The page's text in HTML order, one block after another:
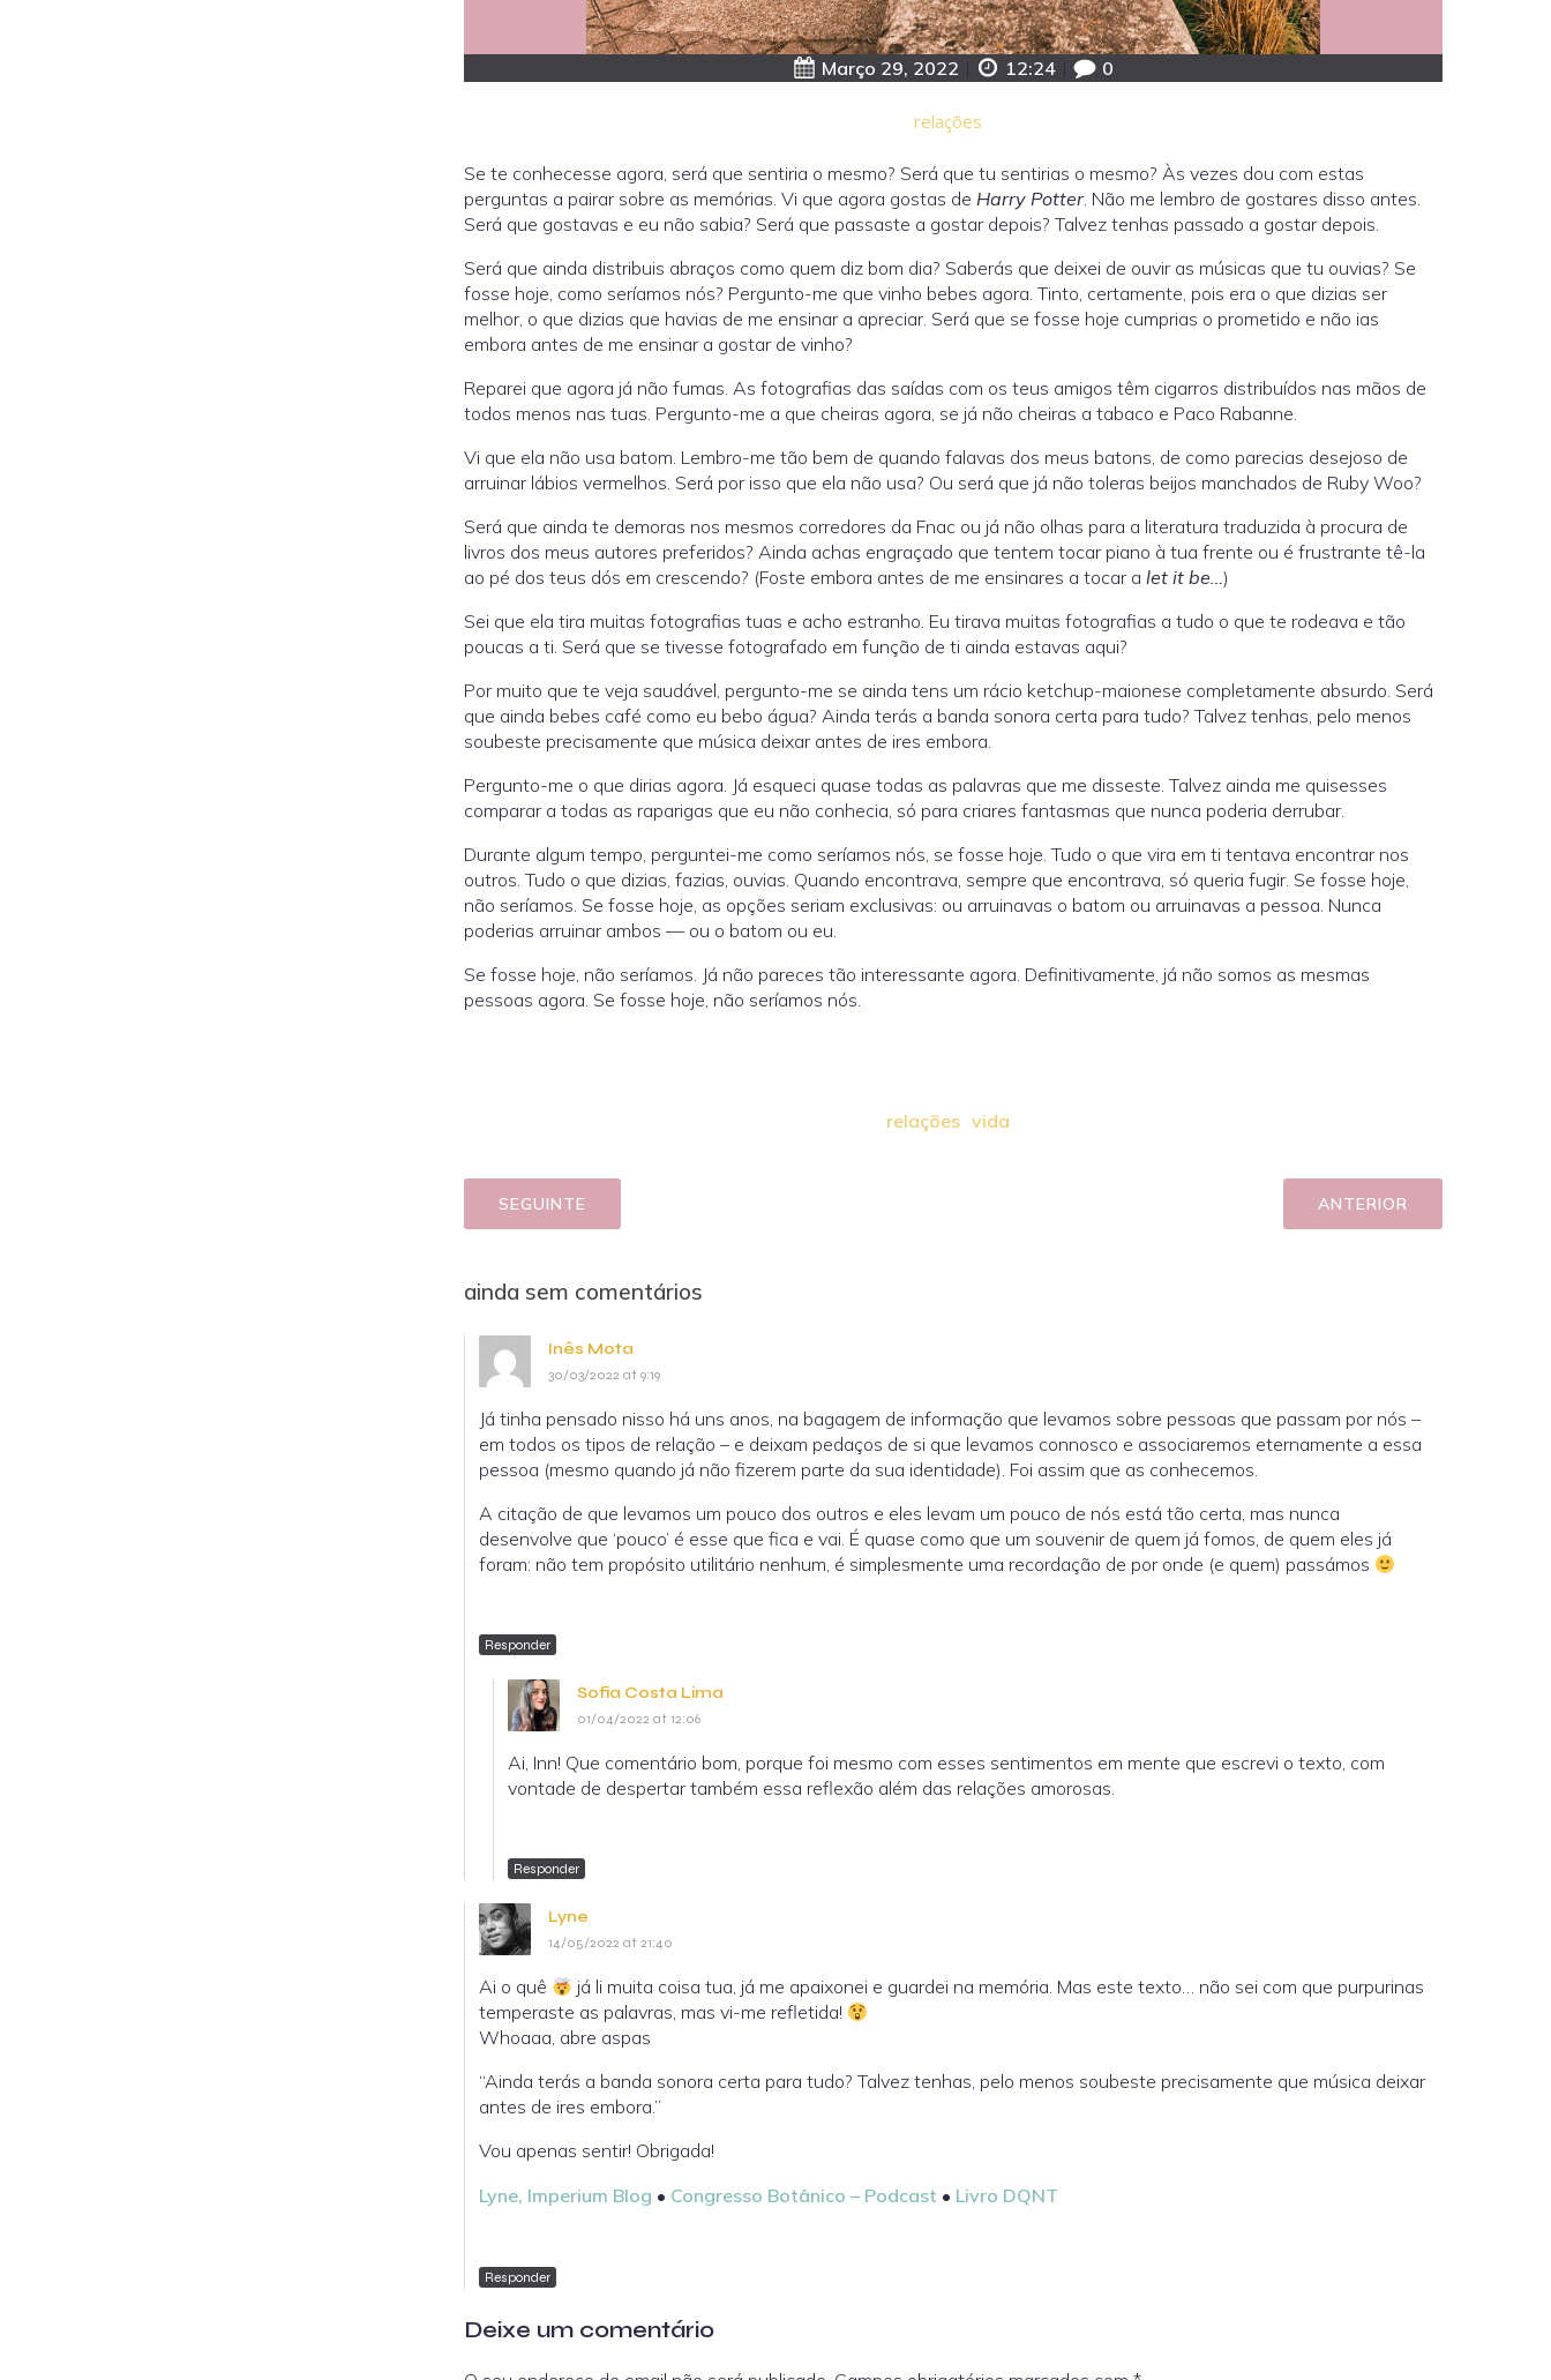
Março 29, 2022 12:24 0
relações
Se te conhecesse agora, será que sentiria o mesmo? Será que tu sentirias o mesmo? Às vezes dou com estas
perguntas a pairar sobre as memórias. Vi que agora gostas de Harry Potter. Não me lembro de gostares disso antes.
Será que gostavas e eu não sabia? Será que passaste a gostar depois? Talvez tenhas passado a gostar depois.
Será que ainda distribuis abraços como quem diz bom dia? Saberás que deixei de ouvir as músicas que tu ouvias? Se
fosse hoje, como seríamos nós? Pergunto-me que vinho bebes agora. Tinto, certamente, pois era o que dizias ser
melhor, o que dizias que havias de me ensinar a apreciar. Será que se fosse hoje cumprias o prometido e não ias
embora antes de me ensinar a gostar de vinho?
Reparei que agora já não fumas. As fotografias das saídas com os teus amigos têm cigarros distribuídos nas mãos de
todos menos nas tuas. Pergunto-me a que cheiras agora, se já não cheiras a tabaco e Paco Rabanne.
Vi que ela não usa batom. Lembro-me tão bem de quando falavas dos meus batons, de como parecias desejoso de
arruinar lábios vermelhos. Será por isso que ela não usa? Ou será que já não toleras beijos manchados de Ruby Woo?
Será que ainda te demoras nos mesmos corredores da Fnac ou já não olhas para a literatura traduzida à procura de
livros dos meus autores preferidos? Ainda achas engraçado que tentem tocar piano à tua frente ou é frustrante tê-la
ao pé dos teus dós em crescendo? (Foste embora antes de me ensinares a tocar a let it be…)
Sei que ela tira muitas fotografias tuas e acho estranho. Eu tirava muitas fotografias a tudo o que te rodeava e tão
poucas a ti. Será que se tivesse fotografado em função de ti ainda estavas aqui?
Por muito que te veja saudável, pergunto-me se ainda tens um rácio ketchup-maionese completamente absurdo. Será
que ainda bebes café como eu bebo água? Ainda terás a banda sonora certa para tudo? Talvez tenhas, pelo menos
soubeste precisamente que música deixar antes de ires embora.
Pergunto-me o que dirias agora. Já esqueci quase todas as palavras que me disseste. Talvez ainda me quisesses
comparar a todas as raparigas que eu não conhecia, só para criares fantasmas que nunca poderia derrubar.
Durante algum tempo, perguntei-me como seríamos nós, se fosse hoje. Tudo o que vira em ti tentava encontrar nos
outros. Tudo o que dizias, fazias, ouvias. Quando encontrava, sempre que encontrava, só queria fugir. Se fosse hoje,
não seríamos. Se fosse hoje, as opções seriam exclusivas: ou arruinavas o batom ou arruinavas a pessoa. Nunca
poderias arruinar ambos — ou o batom ou eu.
Se fosse hoje, não seríamos. Já não pareces tão interessante agora. Definitivamente, já não somos as mesmas
pessoas agora. Se fosse hoje, não seríamos nós.
relações vida
SEGUINTE ANTERIOR
ainda sem comentários
Inês Mota
30/03/2022 at 9:19
Já tinha pensado nisso há uns anos, na bagagem de informação que levamos sobre pessoas que passam por nós –
em todos os tipos de relação – e deixam pedaços de si que levamos connosco e associaremos eternamente a essa
pessoa (mesmo quando já não fizerem parte da sua identidade). Foi assim que as conhecemos.
A citação de que levamos um pouco dos outros e eles levam um pouco de nós está tão certa, mas nunca
desenvolve que ‘pouco’ é esse que fica e vai. É quase como que um souvenir de quem já fomos, de quem eles já
foram: não tem propósito utilitário nenhum, é simplesmente uma recordação de por onde (e quem) passámos
Responder
Sofia Costa Lima
01/04/2022 at 12:06
Ai, Inn! Que comentário bom, porque foi mesmo com esses sentimentos em mente que escrevi o texto, com
vontade de despertar também essa reflexão além das relações amorosas.
Responder
Lyne
14/05/2022 at 21:40
Ai o quê
já li muita coisa tua, já me apaixonei e guardei na memória. Mas este texto… não sei com que purpurinas
temperaste as palavras, mas vi-me refletida!
Whoaaa, abre aspas
“Ainda terás a banda sonora certa para tudo? Talvez tenhas, pelo menos soubeste precisamente que música deixar
antes de ires embora.”
Vou apenas sentir! Obrigada!
Lyne, Imperium Blog • Congresso Botânico – Podcast • Livro DQNT
Responder
Deixe um comentário